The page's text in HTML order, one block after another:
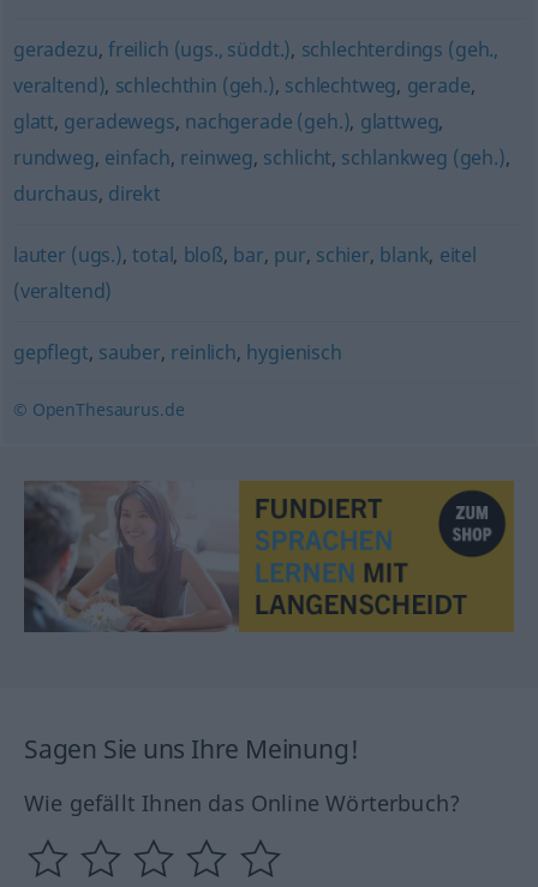
geradezu, freilich (ugs., süddt.), schlechterdings (geh.,
veraltend), schlechthin (geh.), schlechtweg, gerade,
glatt, geradewegs, nachgerade (geh.), glattweg,
rundweg, einfach, reinweg, schlicht, schlankweg (geh.),
durchaus, direkt
lauter (ugs.),total, bloß, bar, pur, schier, blank, eitel
(veraltend)
gepflegt, sauber, reinlich, hygienisch
© OpenThesaurus.de
Sagen Sie uns Ihre Meinung!
Wie gefällt Ihnen das Online Wörterbuch?